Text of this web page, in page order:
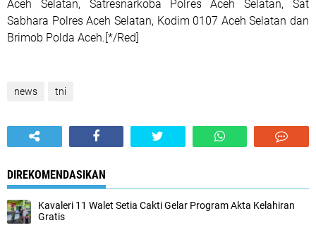
Aceh Selatan, Satresnarkoba Polres Aceh Selatan, Sat
Sabhara Polres Aceh Selatan, Kodim 0107 Aceh Selatan dan
Brimob Polda Aceh.[*/Red]
news tni
DIREKOMENDASIKAN
Kavaleri 11 Walet Setia Cakti Gelar Program Akta Kelahiran
Gratis